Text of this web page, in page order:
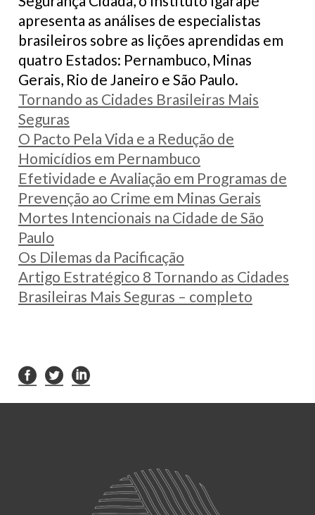
apresenta as análises de especialistas
brasileiros sobre as lições aprendidas em
quatro Estados: Pernambuco, Minas
Gerais, Rio de Janeiro e São Paulo.
Tornando as Cidades Brasileiras Mais
Seguras
O Pacto Pela Vida e a Redução de
Homicídios em Pernambuco
Efetividade e Avaliação em Programas de
Prevenção ao Crime em Minas Gerais
Mortes Intencionais na Cidade de São
Paulo
Os Dilemas da Pacificação
Artigo Estratégico 8 Tornando as Cidades
Brasileiras Mais Seguras – completo